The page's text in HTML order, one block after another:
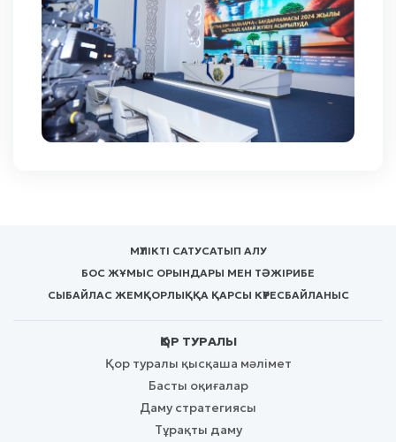
МҮЛІКТІ САТУСАТЫП АЛУ
БОС ЖҰМЫС ОРЫНДАРЫ МЕН ТӘЖІРИБЕ
СЫБАЙЛАС ЖЕМҚОРЛЫҚҚА ҚАРСЫ КҮРЕСБАЙЛАНЫС
ҚОР ТУРАЛЫ
Қор туралы қысқаша мәлімет
Басты оқиғалар
Даму стратегиясы
Тұрақты даму